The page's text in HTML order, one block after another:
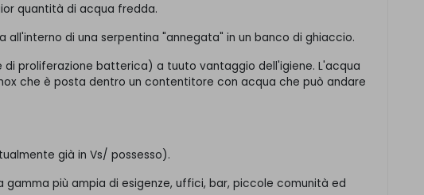
quantità di acqua fredda.
di una serpentina "annegata" in un banco di ghiaccio.
proliferazione batterica) a tuuto vantaggio dell'igiene. L'acqua
che è posta dentro un contentitore con acqua che può andare
già in Vs/ possesso).
più ampia di esigenze, uffici, bar, piccole comunità ed